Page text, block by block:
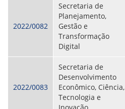
2022/0082
Secretaria de
Planejamento,
Gestão e
Transformação
Digital
2022/0083
Secretaria de
Desenvolvimento
Econômico, Ciência,
Tecnologia e